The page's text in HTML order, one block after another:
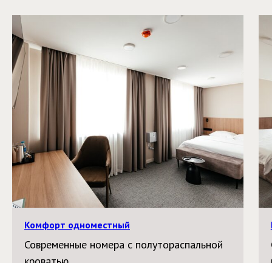
Комфорт одноместный
Современные номера с полутораспальной